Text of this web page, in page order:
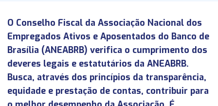
O Conselho Fiscal da Associação Nacional dos
Empregados Ativos e Aposentados do Banco de
Brasília (ANEABRB) verifica o cumprimento dos
deveres legais e estatutários da ANEABRB.
Busca, através dos princípios da transparência,
equidade e prestação de contas, contribuir para